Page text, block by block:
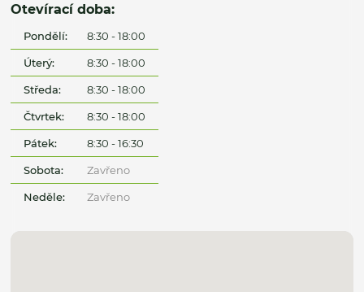
Otevírací doba:
Pondělí: 8:30 - 18:00
Úterý: 8:30 - 18:00
Středa: 8:30 - 18:00
Čtvrtek: 8:30 - 18:00
Pátek: 8:30 - 16:30
Sobota: Zavřeno
Neděle: Zavřeno